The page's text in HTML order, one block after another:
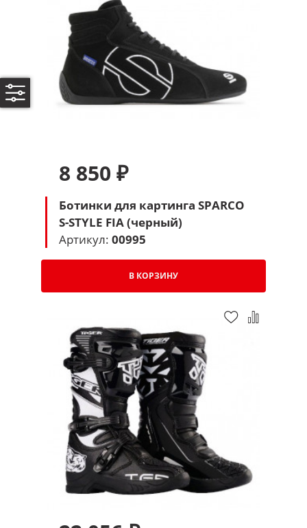
8 850 ₽
Ботинки для картинга SPARCO
S-STYLE FIA (черный)
Артикул: 00995
В КОРЗИНУ